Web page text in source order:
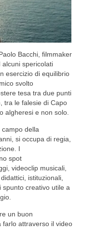
Bacchi, filmmaker
spericolati
esercizio di equilibrio
svolto
tesa tra due punti
tra le falesie di Capo
algheresi e non solo.
della
si occupa di regia,
I
spot
videoclip musicali,
istituzionali,
creativo utile a
un buon
attraverso il video